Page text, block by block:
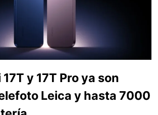
y 17T Pro ya son
Leica y hasta 7000